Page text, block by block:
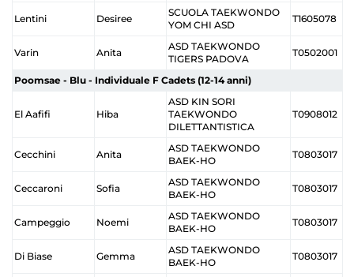
Lentini Desiree
SCUOLA TAEKWONDO
YOM CHI ASD
T1605078
Varin Anita
ASD TAEKWONDO
TIGERS PADOVA
T0502001
Poomsae - Blu - Individuale F Cadets (12-14 anni)
El Aafifi Hiba
ASD KIN SORI
TAEKWONDO
DILETTANTISTICA
T0908012
Cecchini Anita
ASD TAEKWONDO
BAEK-HO
T0803017
Ceccaroni Sofia
ASD TAEKWONDO
BAEK-HO
T0803017
Campeggio Noemi
ASD TAEKWONDO
BAEK-HO
T0803017
Di Biase Gemma
ASD TAEKWONDO
BAEK-HO
T0803017